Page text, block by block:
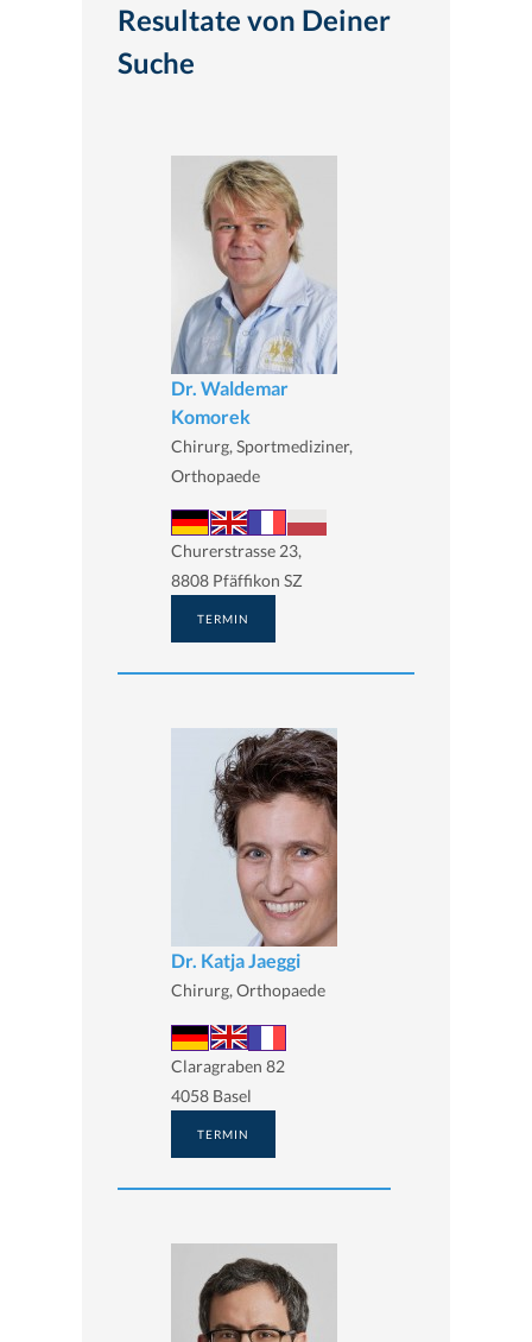
Resultate von Deiner
Suche
Dr. Waldemar
Komorek
Chirurg, Sportmediziner,
Orthopaede
Churerstrasse 23,
8808 Pfäffikon SZ
TERMIN
Dr. Katja Jaeggi
Chirurg, Orthopaede
Claragraben 82
4058 Basel
TERMIN